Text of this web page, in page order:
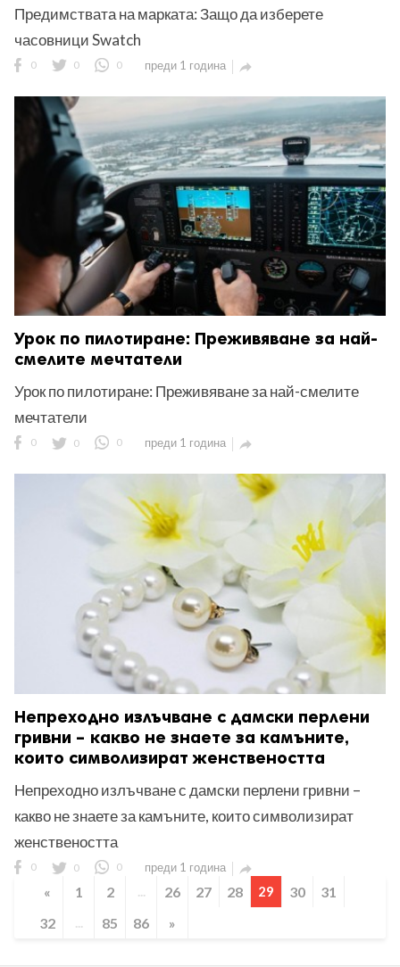
Предимствата на марката: Защо да изберете
часовници Swatch
0 0 0 преди 1 година 
Урок по пилотиране: Преживяване за най-
смелите мечтатели
Урок по пилотиране: Преживяване за най-смелите
мечтатели
0 0 0 преди 1 година 
Непреходно излъчване с дамски перлени
гривни – какво не знаете за камъните,
които символизират женствеността
Непреходно излъчване с дамски перлени гривни –
какво не знаете за камъните, които символизират
женствеността
0 0 0 преди 1 година 
« 1 2 ... 26 27 28 29 30
31
32
... 85 86 »